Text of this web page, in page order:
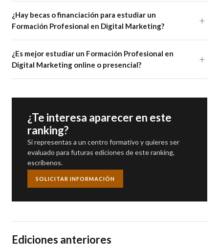
¿Hay becas o financiación para estudiar un
Formación Profesional en Digital Marketing?
¿Es mejor estudiar un Formación Profesional en
Digital Marketing online o presencial?
¿Te interesa aparecer en este
ranking?
Si representas a un centro formativo y quieres ser
evaluado para futuras ediciones de este ranking,
escríbenos.
SOLICITAR INFORMACIÓN
Ediciones anteriores